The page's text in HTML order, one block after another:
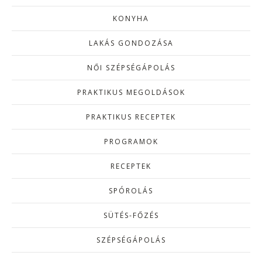
KONYHA
LAKÁS GONDOZÁSA
NŐI SZÉPSÉGÁPOLÁS
PRAKTIKUS MEGOLDÁSOK
PRAKTIKUS RECEPTEK
PROGRAMOK
RECEPTEK
SPÓROLÁS
SÜTÉS-FŐZÉS
SZÉPSÉGÁPOLÁS